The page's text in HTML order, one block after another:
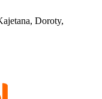
Doroty,